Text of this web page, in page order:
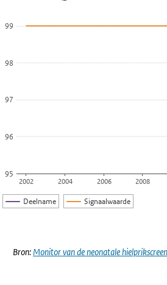
De grafiek heeft 1 Y-as die Percentage
Deelname Signaalwaarde
95
96
97
98
99
2002 2004 2006 2008
Bron:Monitor van de neonatale